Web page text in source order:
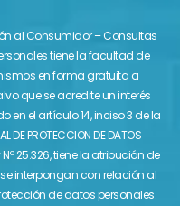
al Consumidor – Consultas
tiene la facultad de
en forma gratuita a
que se acredite un interés
en el artículo 14, inciso 3 de la
DE PROTECCION DE DATOS
Nº 25.326, tiene la atribución de
interpongan con relación al
de datos personales.